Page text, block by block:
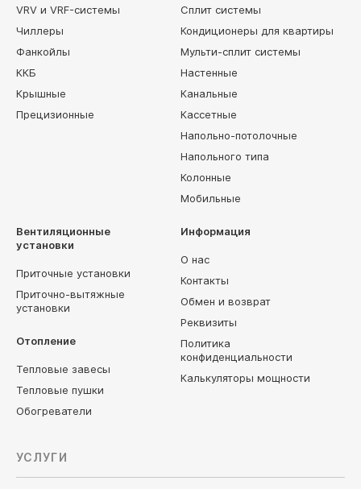
VRV и VRF-системы
Чиллеры
Фанкойлы
ККБ
Крышные
Прецизионные
Сплит системы
Кондиционеры для квартиры
Мульти-сплит системы
Настенные
Канальные
Кассетные
Напольно-потолочные
Напольного типа
Колонные
Мобильные
Вентиляционные
установки
Приточные установки
Приточно-вытяжные
установки
Отопление
Тепловые завесы
Тепловые пушки
Обогреватели
Информация
О нас
Контакты
Обмен и возврат
Реквизиты
Политика
конфиденциальности
Калькуляторы мощности
УСЛУГИ